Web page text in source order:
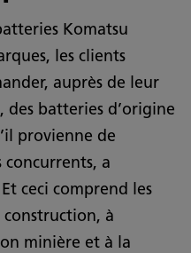
Komatsu
les clients
auprès de leur
des batteries d’origine
provienne de
concurrents, a
ceci comprend les
à
minière et à la